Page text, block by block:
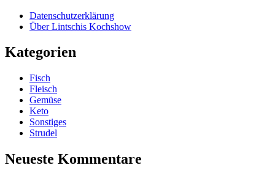
Datenschutzerklärung
Über Lintschis Kochshow
Kategorien
Fisch
Fleisch
Gemüse
Keto
Sonstiges
Strudel
Neueste Kommentare